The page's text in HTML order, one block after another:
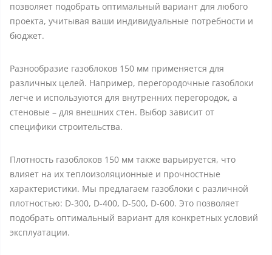
позволяет подобрать оптимальный вариант для любого
проекта, учитывая ваши индивидуальные потребности и
бюджет.
Разнообразие газоблоков 150 мм применяется для
различных целей. Например, перегородочные газоблоки
легче и используются для внутренних перегородок, а
стеновые – для внешних стен. Выбор зависит от
специфики строительства.
Плотность газоблоков 150 мм также варьируется, что
влияет на их теплоизоляционные и прочностные
характеристики. Мы предлагаем газоблоки с различной
плотностью: D-300, D-400, D-500, D-600. Это позволяет
подобрать оптимальный вариант для конкретных условий
эксплуатации.